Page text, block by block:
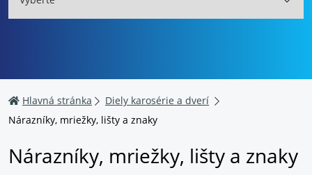
Hlavná stránka
Diely karosérie a dverí
Nárazníky, mriežky, lišty a znaky
Nárazníky, mriežky, lišty a znaky